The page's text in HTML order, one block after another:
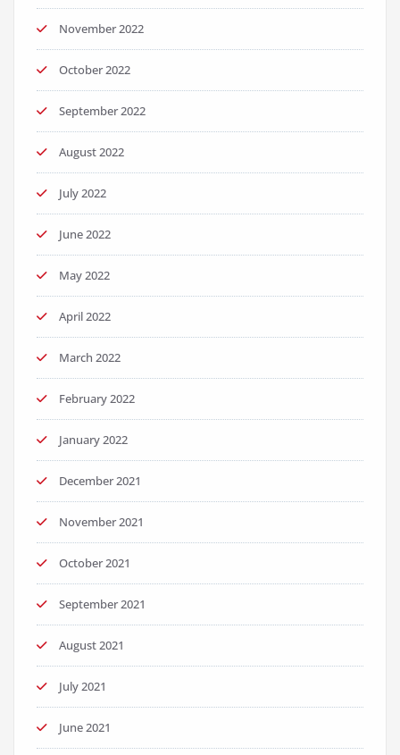
November 2022
October 2022
September 2022
August 2022
July 2022
June 2022
May 2022
April 2022
March 2022
February 2022
January 2022
December 2021
November 2021
October 2021
September 2021
August 2021
July 2021
June 2021